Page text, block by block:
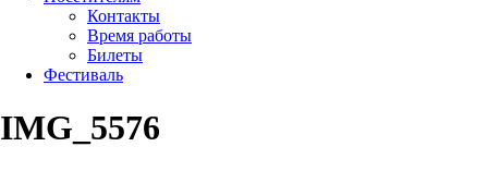
Контакты
Время работы
Билеты
Фестиваль
IMG_5576